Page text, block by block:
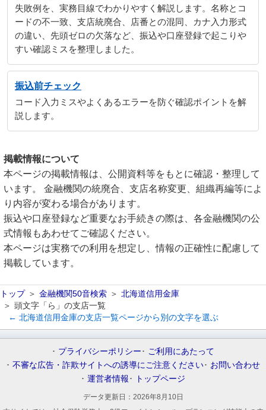
失敗例を、実務目線でわかりやすく解説します。名称とコ
ードの不一致、支店統廃合、店番との混同、カナ入力形式
の違い、先頭ゼロの欠落など、振込や口座登録で起こりや
すい確認ミスを整理しました。
振込前チェック
コード入力ミスやよくあるエラーを防ぐ確認ポイントを解
説します。
掲載情報について
本ページの掲載情報は、公開資料等をもとに確認・整理して
います。 金融機関の統廃合、支店名称変更、組織再編等によ
り内容が変わる場合があります。
振込や口座登録など重要なお手続きの際は、各金融機関の公
式情報もあわせてご確認ください。
本ページは実務での利用を想定し、情報の正確性に配慮して
掲載しています。
トップ 金融機関50音検索
北海道信用金庫
頭文字「ら」の支店一覧
← 北海道信用金庫の支店一覧ページから別の文字を選ぶ
プライバシーポリシー
ご利用にあたって
不審な広告・詐欺サイトへの誘導にご注意ください
お問い合わせ
運営者情報
トップページ
データ更新日： 2026年8月10日